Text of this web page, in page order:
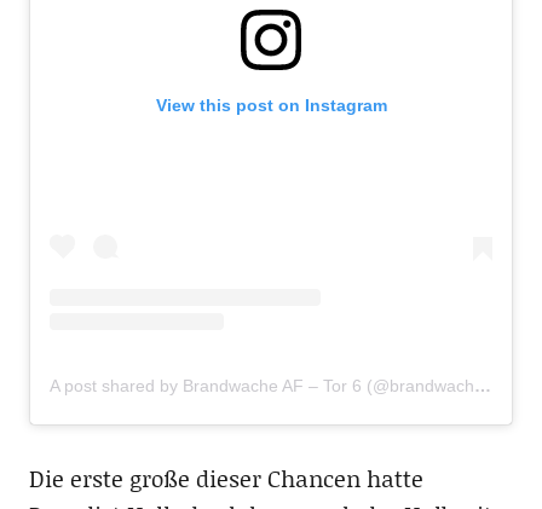
View this post on Instagram
A post shared by Brandwache AF – Tor 6 (@brandwacheaf)
Die erste große dieser Chancen hatte